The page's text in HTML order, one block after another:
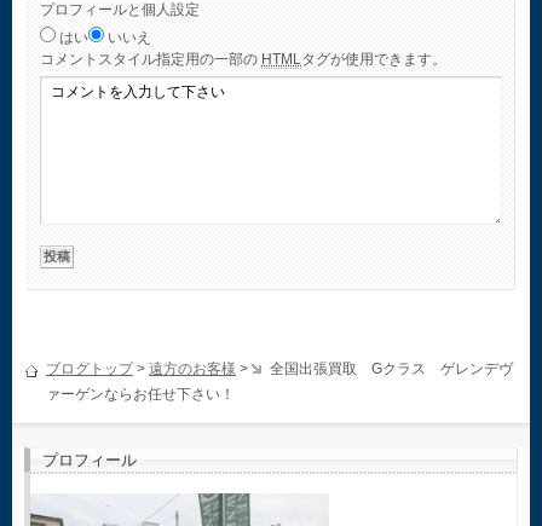
プロフィールと個人設定
はい
いいえ
コメント スタイル指定用の一部の HTMLタグが使用できます。
ブログトップ> 遠方のお客様 >
全国出張買取 Gクラス ゲレンデヴ
ァーゲンならお任せ下さい！
プロフィール